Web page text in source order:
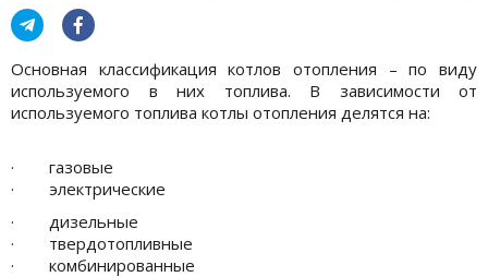
Основная классификация котлов отопления – по виду
используемого в них топлива. В зависимости от
используемого топлива котлы отопления делятся на:
· газовые
· электрические
· дизельные
· твердотопливные
· комбинированные